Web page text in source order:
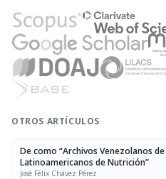
OTROS ARTÍCULOS
De como “Archivos Venezolanos
Latinoamericanos de Nutrición”
José Félix Chávez Pérez